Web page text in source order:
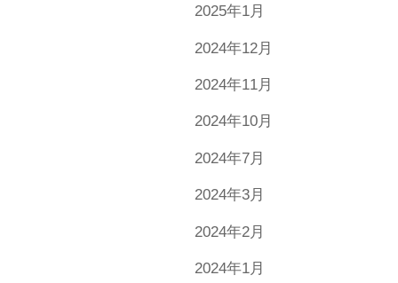
2025年1月
2024年12月
2024年11月
2024年10月
2024年7月
2024年3月
2024年2月
2024年1月